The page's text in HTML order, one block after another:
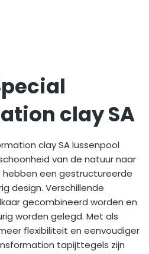
clay SA
clay SA lussenpool
van de natuur naar
een gestructureerde
design. Verschillende
gecombineerd worden en
worden gelegd. Met als
flexibiliteit en eenvoudiger
tapijttegels zijn